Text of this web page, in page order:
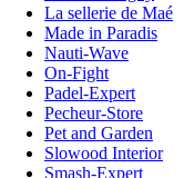
La sellerie de Maé
Made in Paradis
Nauti-Wave
On-Fight
Padel-Expert
Pecheur-Store
Pet and Garden
Slowood Interior
Smash-Expert